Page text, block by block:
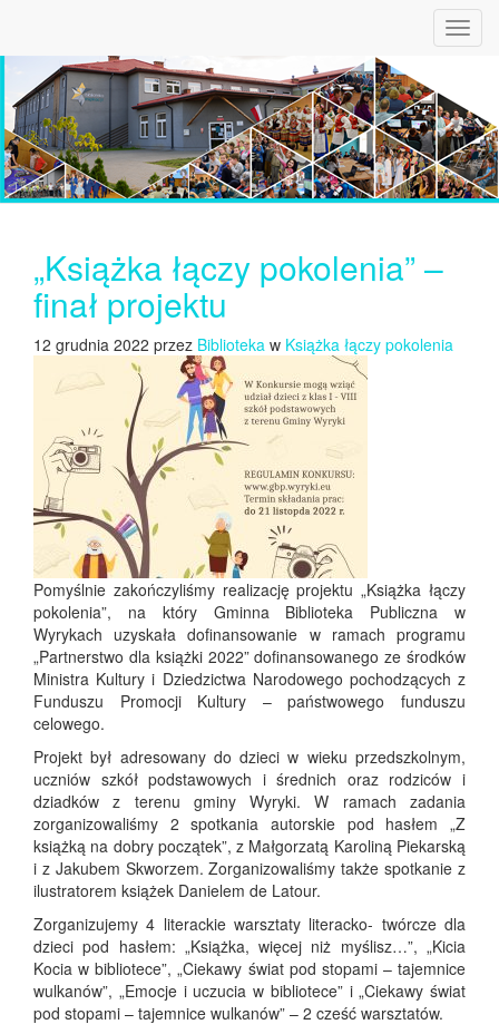
„Książka łączy pokolenia” –
finał projektu
12 grudnia 2022 przez Biblioteka w Książka łączy pokolenia
Pomyślnie zakończyliśmy realizację projektu „Książka łączy
pokolenia”, na który Gminna Biblioteka Publiczna w
Wyrykach uzyskała dofinansowanie w ramach programu
„Partnerstwo dla książki 2022” dofinansowanego ze środków
Ministra Kultury i Dziedzictwa Narodowego pochodzących z
Funduszu Promocji Kultury – państwowego funduszu
celowego.
Projekt był adresowany do dzieci w wieku przedszkolnym,
uczniów szkół podstawowych i średnich oraz rodziców i
dziadków z terenu gminy Wyryki. W ramach zadania
zorganizowaliśmy 2 spotkania autorskie pod hasłem „Z
książką na dobry początek”, z Małgorzatą Karoliną Piekarską
i z Jakubem Skworzem. Zorganizowaliśmy także spotkanie z
ilustratorem książek Danielem de Latour.
Zorganizujemy 4 literackie warsztaty literacko- twórcze dla
dzieci pod hasłem: „Książka, więcej niż myślisz…”, „Kicia
Kocia w bibliotece”, „Ciekawy świat pod stopami – tajemnice
wulkanów”, „Emocje i uczucia w bibliotece” i „Ciekawy świat
pod stopami – tajemnice wulkanów” – 2 cześć warsztatów.